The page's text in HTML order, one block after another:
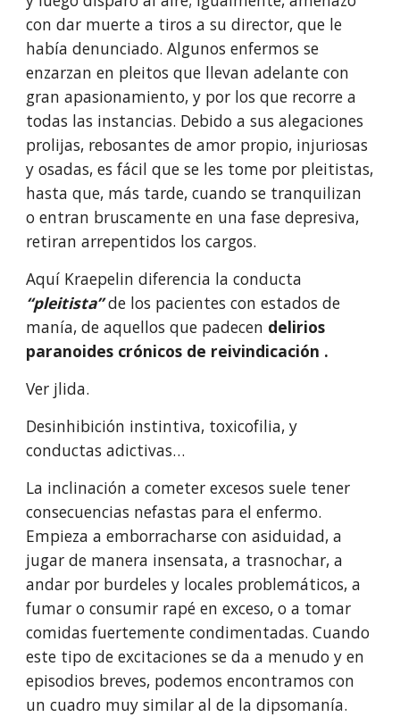
con dar muerte a tiros a su director, que le
había denunciado. Algunos enfermos se
enzarzan en pleitos que llevan adelante con
gran apasionamiento, y por los que recorre a
todas las instancias. Debido a sus alegaciones
prolijas, rebosantes de amor propio, injuriosas
y osadas, es fácil que se les tome por pleitistas,
hasta que, más tarde, cuando se tranquilizan
o entran bruscamente en una fase depresiva,
retiran arrepentidos los cargos.
“pleitista” de los pacientes con estados de
manía, de aquellos que padecen delirios
paranoides crónicos de reivindicación .
Ver jlida.
Desinhibición instintiva, toxicofilia, y
conductas adictivas…
La inclinación a cometer excesos suele tener
consecuencias nefastas para el enfermo.
Empieza a emborracharse con asiduidad, a
jugar de manera in­sensata, a trasnochar, a
andar por burdeles y locales problemáticos, a
fumar o consumir rapé en exceso, o a tomar
comidas fuertemente condimentadas. Cuando
este tipo de excitaciones se da a menudo y en
episodios breves, po­demos encontramos con
un cuadro muy similar al de la dipsomanía.